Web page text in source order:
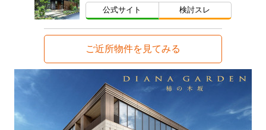
公式サイト 検討スレ
ご近所物件を見てみる